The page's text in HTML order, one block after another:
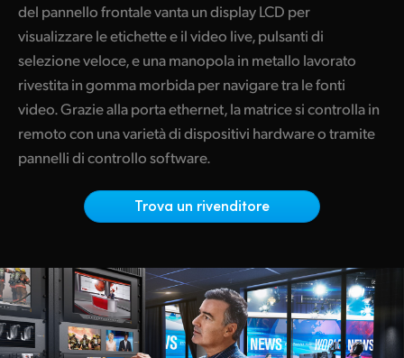
Italia
Japan
Korea
Mexico
Netherlands
Norway
Poland
del pannello frontale vanta un display LCD per
visualizzare le etichette e il video live, pulsanti di
selezione veloce, e una manopola in metallo lavorato
rivestita in gomma morbida per navigare tra le fonti
video. Grazie alla porta ethernet, la matrice si controlla in
remoto con una varietà di dispositivi hardware o tramite
pannelli di controllo software.
Trova un rivenditore